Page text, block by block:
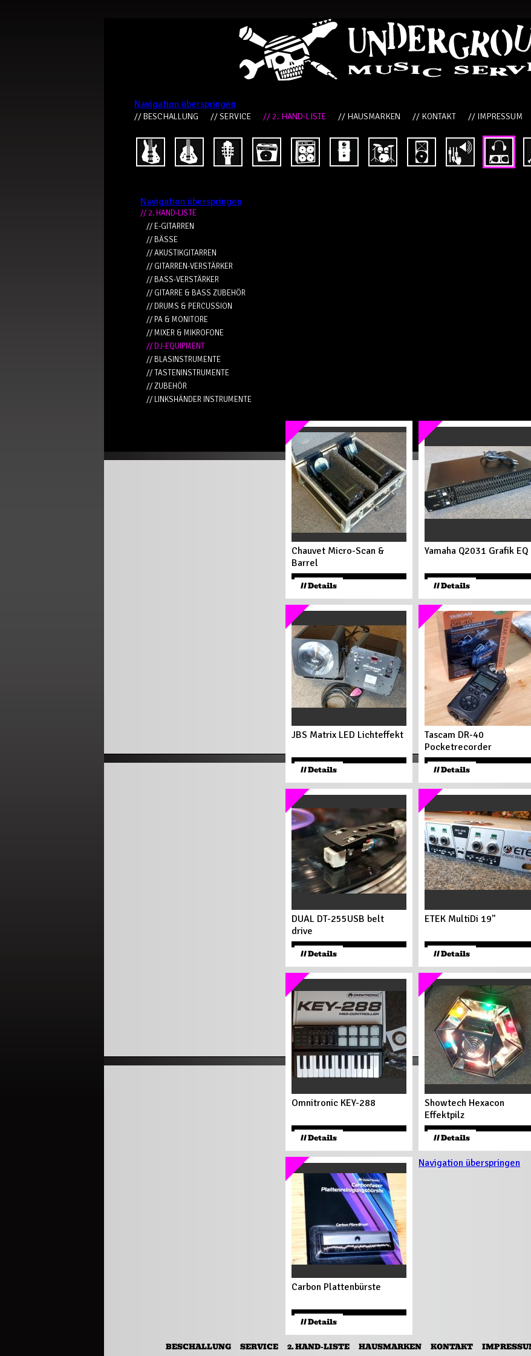
Navigation überspringen
// BESCHALLUNG // SERVICE // 2. HAND-LISTE // HAUSMARKEN // KONTAKT // IMPRESSUM
Navigation überspringen
// 2. HAND-LISTE
// E-GITARREN
// BÄSSE
// AKUSTIKGITARREN
// GITARREN-VERSTÄRKER
// BASS-VERSTÄRKER
// GITARRE & BASS ZUBEHÖR
// DRUMS & PERCUSSION
// PA & MONITORE
// MIXER & MIKROFONE
// DJ-EQUIPMENT
// BLASINSTRUMENTE
// TASTENINSTRUMENTE
// ZUBEHÖR
// LINKSHÄNDER INSTRUMENTE
Chauvet Micro-Scan &
Barrel
// Details
Yamaha Q2031 Grafik EQ
// Details
JBS Matrix LED Lichteffekt
// Details
Tascam DR-40
Pocketrecorder
// Details
DUAL DT-255USB belt
drive
// Details
ETEK MultiDi 19"
// Details
Omnitronic KEY-288
// Details
Showtech Hexacon
Effektpilz
// Details
Carbon Plattenbürste
// Details
Navigation überspringen
BESCHALLUNG SERVICE 2. HAND-LISTE HAUSMARKEN KONTAKT